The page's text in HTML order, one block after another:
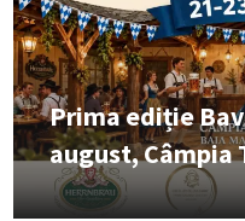
Prima ediție
august, Câmpia